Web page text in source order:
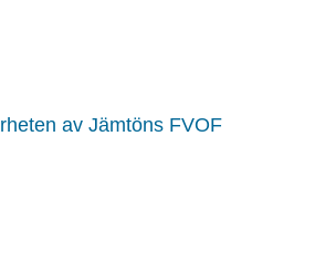
av Jämtöns FVOF